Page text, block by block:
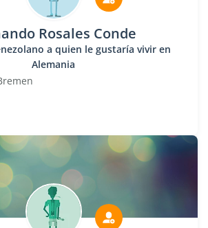
Rosales Conde
a quien le gustaría vivir en
Alemania